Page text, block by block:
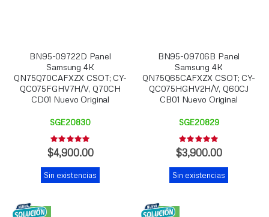
BN95-09722D Panel
Samsung 4K
QN75Q70CAFXZX CSOT; CY-
QC075FGHV7H/V, Q70CH
CD01 Nuevo Original
SGE20830
Rating:
0%
$4,900.00
Sin existencias
BN95-09706B Panel
Samsung 4K
QN75Q65CAFXZX CSOT; CY-
QC075HGHV2H/V, Q60CJ
CB01 Nuevo Original
SGE20829
Rating:
0%
$3,900.00
Sin existencias
NUEVO NUEVO